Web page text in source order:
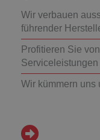
Wir verbauen
führender
Profitieren Sie
Serviceleistungen
Wir kümmern uns